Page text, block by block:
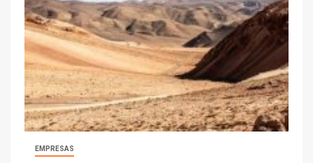
EMPRESAS
5
Estudio revela cómo el precio
del cobre y educación superior
se relacionan en zonas
mineras
6
BHP proyecta producción de
cobre cercana a 2 millones de
toneladas tras récord en